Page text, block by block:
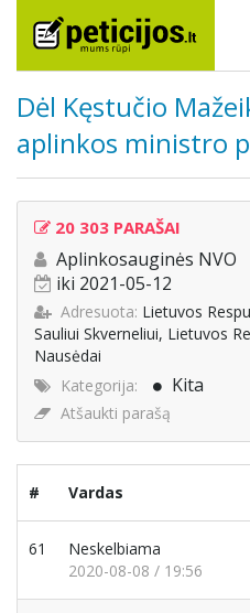
Dėl Kęstučio
aplinkos ministro
20 303 PARAŠAI
Aplinkosauginės NVO
iki 2021-05-12
Adresuota: Lietuvos
Sauliui Skverneliui, Lietuvos
Nausėdai
Kategorija:
Kita
Atšaukti parašą
# Vardas
61
Neskelbiama
2020-08-08 / 19:56